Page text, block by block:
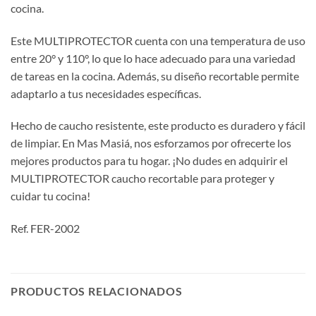
cocina.
Este MULTIPROTECTOR cuenta con una temperatura de uso
entre 20° y 110°, lo que lo hace adecuado para una variedad
de tareas en la cocina. Además, su diseño recortable permite
adaptarlo a tus necesidades específicas.
Hecho de caucho resistente, este producto es duradero y fácil
de limpiar. En Mas Masiá, nos esforzamos por ofrecerte los
mejores productos para tu hogar. ¡No dudes en adquirir el
MULTIPROTECTOR caucho recortable para proteger y
cuidar tu cocina!
Ref. FER-2002
PRODUCTOS RELACIONADOS